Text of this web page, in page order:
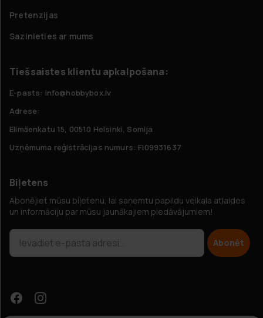
Pretenzijas
Sazinieties ar mums
Tiešsaistes klientu apkalpošana:
E-pasts: info@hobbybox.lv
Adrese:
Elimäenkatu 15, 00510 Helsinki, Somija
Uzņēmuma reģistrācijas numurs: FI09931637
Biļetens
Abonējiet mūsu biļetenu, lai saņemtu papildu veikala atlaides
un informāciju par mūsu jaunākajiem piedāvājumiem!
Abonēt